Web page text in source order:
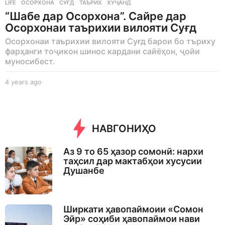
LIFE ОСОРХОНА ,СУҒД ,ТАЪРИХ ,ХУҶАНД
“Шабе дар Осорхона”. Сайре дар
Осорхонаи таърихии вилояти Суғд
Осорхонаи таърихии вилояти Суғд барои бо търиху
фарҳанги тоҷикон шинос кардани сайёҳон, ҷойи
муносибест.
4 years ago
g
o
НАВГОНИҲО
Аз 9 то 65 ҳазор сомонӣ: нархи
таҳсил дар мактабҳои хусусии
Душанбе
Ширкати ҳавопаймоии «Сомон
Эйр» соҳиби ҳавопаймои нави